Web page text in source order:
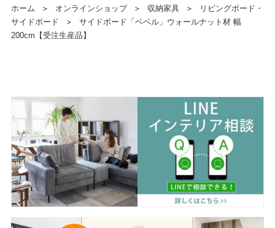
ホーム ＞ オンラインショップ ＞ 収納家具 ＞
リビングボード・
サイドボード
＞
サイドボード「ベベル」ウォールナット材 幅
200cm【受注生産品】